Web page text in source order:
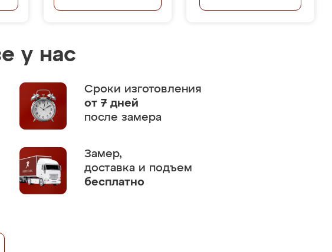
у нас
Сроки изготовления
от 7 дней
после замера
Замер,
доставка и подъем
бесплатно